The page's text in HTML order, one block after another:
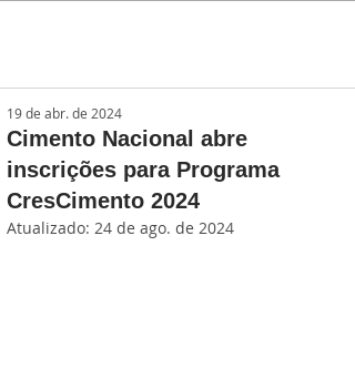
Cimento Nacional abre
inscrições para Programa
CresCimento 2024
19 de abr. de 2024
Atualizado: 24 de ago. de 2024